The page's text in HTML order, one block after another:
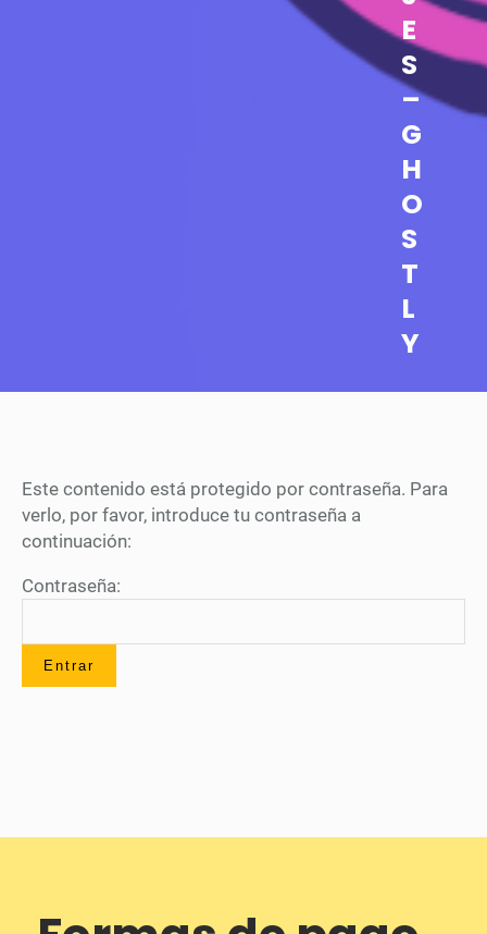
E
S
–
G
H
O
S
T
L
Y
Este contenido está protegido por contraseña. Para
verlo, por favor, introduce tu contraseña a
continuación:
Contraseña: